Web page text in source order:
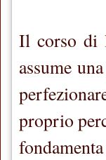
Il corso di
assume
proprio